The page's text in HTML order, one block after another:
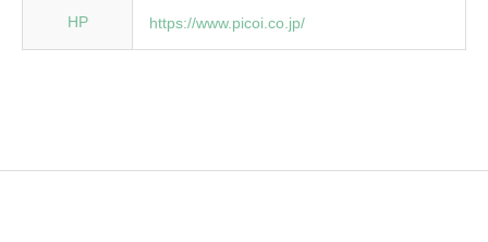
HP https://www.picoi.co.jp/